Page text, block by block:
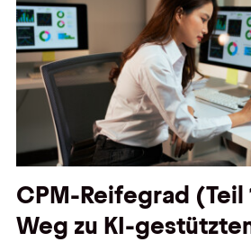
CPM-Reifegrad (Teil
Weg zu KI-